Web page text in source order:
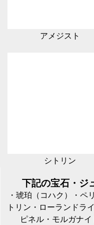
アメジスト
シトリン
下記の宝石・ジ
・琥珀（コハク）・ペ
トリン・ローランドラ
ピネル・モルガナイ